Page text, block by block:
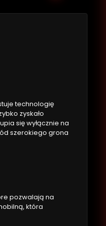
technologię
zyskało
się wyłącznie na
szerokiego grona
pozwalają na
która